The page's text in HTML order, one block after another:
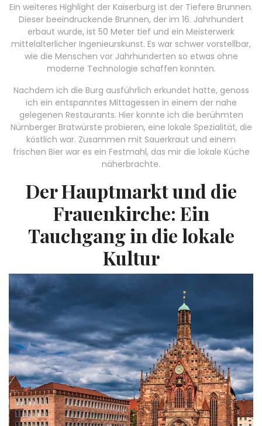
Ein weiteres Highlight der Kaiserburg ist der Tiefere Brunnen.
Dieser beeindruckende Brunnen, der im 16. Jahrhundert
erbaut wurde, ist 50 Meter tief und ein Meisterwerk
mittelalterlicher Ingenieurskunst. Es war schwer vorstellbar,
wie die Menschen vor Jahrhunderten so etwas ohne
moderne Technologie schaffen konnten.
Nachdem ich die Burg ausführlich erkundet hatte, genoss
ich ein entspanntes Mittagessen in einem der nahe
gelegenen Restaurants. Hier konnte ich die berühmten
Nürnberger Bratwürste probieren, eine lokale Spezialität, die
köstlich war. Zusammen mit Sauerkraut und einem
frischen Bier war es ein Festmahl, das mir die lokale Küche
näherbrachte.
Der Hauptmarkt und die
Frauenkirche: Ein
Tauchgang in die lokale
Kultur